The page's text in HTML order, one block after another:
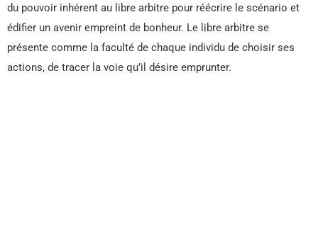
du pouvoir inhérent au libre arbitre pour réécrire le scénario et
édifier un avenir empreint de bonheur. Le libre arbitre se
présente comme la faculté de chaque individu de choisir ses
actions, de tracer la voie qu’il désire emprunter.